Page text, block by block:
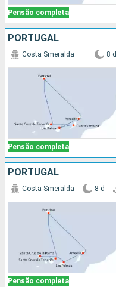
Pensão completa
PORTUGAL
Pensão completa
Costa Smeralda 8 d
PORTUGAL
Pensão completa
Costa Smeralda 8 d